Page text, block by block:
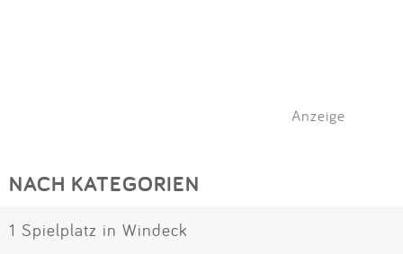
Anzeige
NACH KATEGORIEN
1 Spielplatz in Windeck